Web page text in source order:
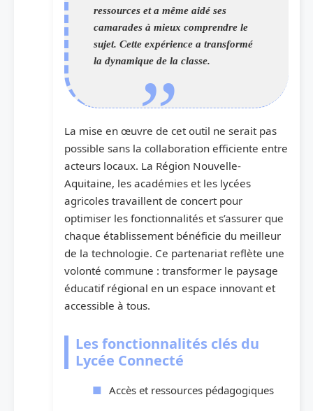
ressources et a même aidé ses
camarades à mieux comprendre le
sujet. Cette expérience a transformé
la dynamique de la classe.
La mise en œuvre de cet outil ne serait pas
possible sans la collaboration efficiente entre
acteurs locaux. La Région Nouvelle-
Aquitaine, les académies et les lycées
agricoles travaillent de concert pour
optimiser les fonctionnalités et s’assurer que
chaque établissement bénéficie du meilleur
de la technologie. Ce partenariat reflète une
volonté commune : transformer le paysage
éducatif régional en un espace innovant et
accessible à tous.
Les fonctionnalités clés du
Lycée Connecté
Accès et ressources pédagogiques